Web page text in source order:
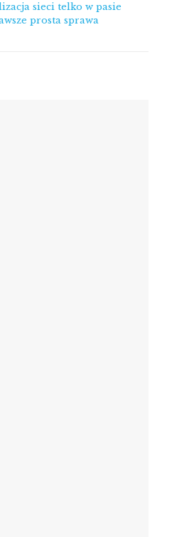
sieci telko w pasie
prosta sprawa